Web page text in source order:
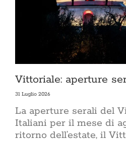
Vittoriale: aperture
31 Luglio 2026
La aperture serali del
Italiani per il mese di
ritorno dell’estate, il